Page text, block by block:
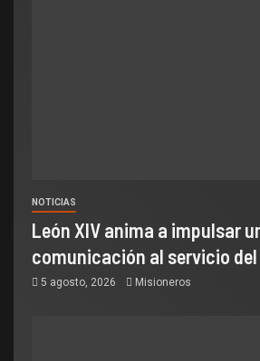
NOTICIAS
León XIV anima a impulsar
comunicación al servicio
5 agosto, 2026 Misioneros